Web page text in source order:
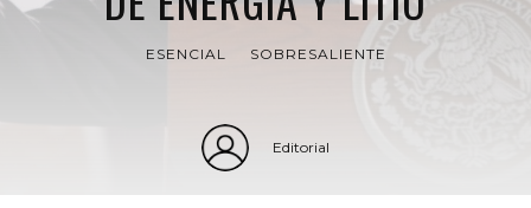
ESENCIAL SOBRESALIENTE
Editorial